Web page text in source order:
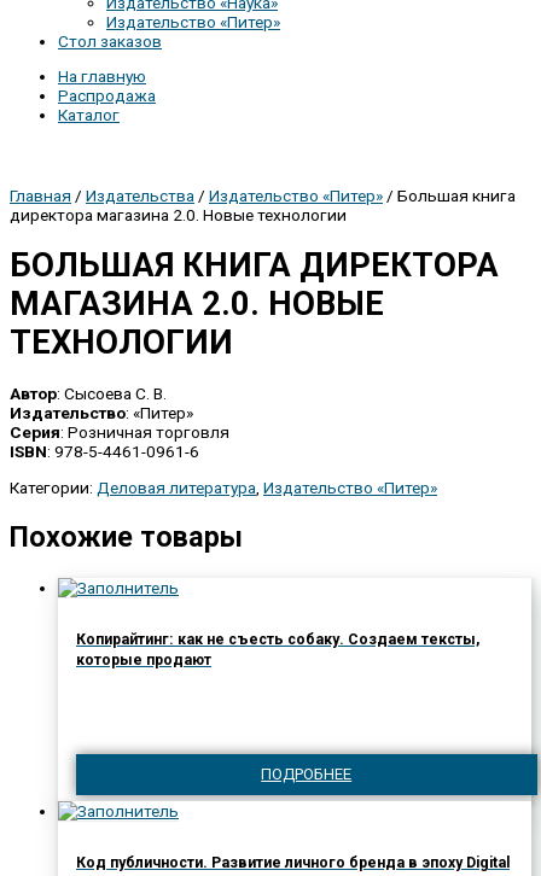
Издательство «Питер»
Стол заказов
На главную
Распродажа
Каталог
Главная / Издательства / Издательство «Питер» / Большая книга
директора магазина 2.0. Новые технологии
БОЛЬШАЯ КНИГА ДИРЕКТОРА
МАГАЗИНА 2.0. НОВЫЕ
ТЕХНОЛОГИИ
Автор: Сысоева С. В.
Издательство: «Питер»
Серия: Розничная торговля
ISBN: 978-5-4461-0961-6
Категории: Деловая литература Издательство «Питер»
Похожие товары
Копирайтинг: как не съесть собаку. Создаем тексты,
которые продают
ПОДРОБНЕЕ
Код публичности. Развитие личного бренда в эпоху Digital